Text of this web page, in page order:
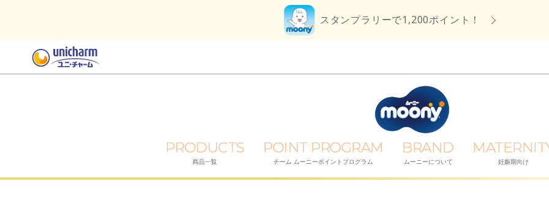
スタンプラリーで1,200ポイント！
PRODUCTS
商品一覧
POINT PROGRAM
チーム ムーニーポイントプログラム
BRAND
ムーニーについて 妊娠期向け